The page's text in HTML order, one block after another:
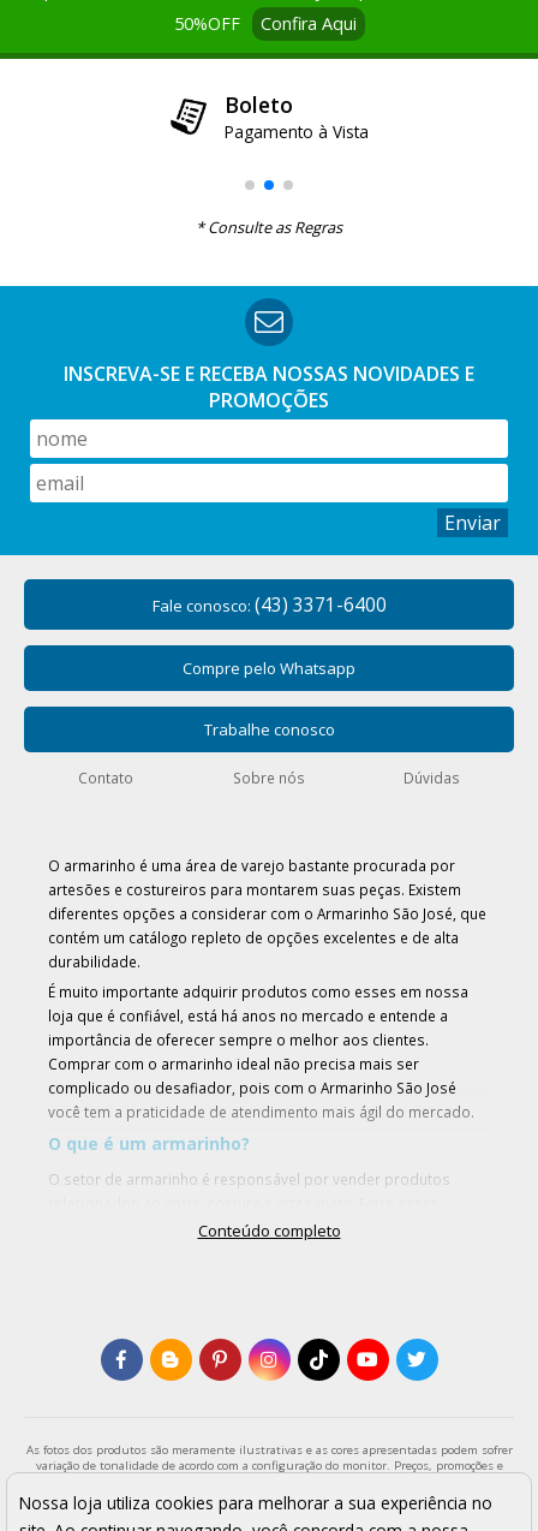
50%OFF
Confira Aqui
12x no Cartão de Credito
Pague até 3x sem juros e demais parcelas com 1,99% a.m.
Boleto
Pagamento à Vista
Pix
Pagamento à Vista
* Consulte as Regras
INSCREVA-SE E RECEBA NOSSAS NOVIDADES E
PROMOÇÕES
Enviar
Fale conosco: (43) 3371-6400
Compre pelo Whatsapp
Trabalhe conosco
Contato Sobre nós Dúvidas
O armarinho é uma área de varejo bastante procurada por
artesões e costureiros para montarem suas peças. Existem
diferentes opções a considerar com o Armarinho São José, que
contém um catálogo repleto de opções excelentes e de alta
durabilidade.
É muito importante adquirir produtos como esses em nossa
loja que é confiável, está há anos no mercado e entende a
importância de oferecer sempre o melhor aos clientes.
Comprar com o armarinho ideal não precisa mais ser
complicado ou desafiador, pois com o Armarinho São José
você tem a praticidade de atendimento mais ágil do mercado.
O que é um armarinho?
O setor de armarinho é responsável por vender produtos
produtos, podemos mencionar os principais como broche de
exclusivo. Encontre exatamente o que precisa conosco e dê
início aos seus projetos com nossos materiais de qualidade
A palavra “armarinho” se refere a armários, gavetas ou estantes
que servem para guardar pequenos materiais artesanais, de
corte e costura. Podem incluir os strass, termocolantes,
Conteúdo completo
As fotos dos produtos são meramente ilustrativas e as cores apresentadas podem sofrer
variação de tonalidade de acordo com a configuração do monitor. Preços, promoções e
enquanto durar o estoque. Os preços apresentados são válidos para pagamentos a vista
e podem sofrer alterações sem aviso prévio. Vendas sujeitas a análise e confirmação de
dados.
Nossa loja utiliza cookies para melhorar a sua experiência no